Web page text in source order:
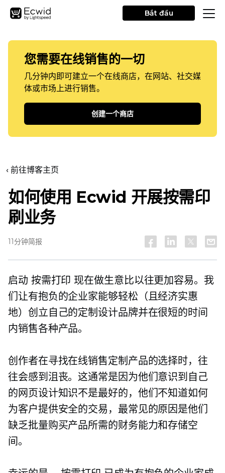
Bắt đầu
您需要在线销售的一切
几分钟内即可建立一个在线商店，在网站、社交媒
体或市场上进行销售。
创建一个商店
‹ 前往博客主页
如何使用 Ecwid 开展按需印
刷业务
11分钟简报
启动 按需打印 现在做生意比以往更加容易。我
们让有抱负的企业家能够轻松（且经济实惠
地）创立自己的定制设计品牌并在很短的时间
内销售各种产品。
创作者在寻找在线销售定制产品的选择时，往
往会感到沮丧。这通常是因为他们意识到自己
的网页设计知识不是最好的，他们不知道如何
为客户提供安全的交易，最常见的原因是他们
缺乏批量购买产品所需的财务能力和存储空
间。